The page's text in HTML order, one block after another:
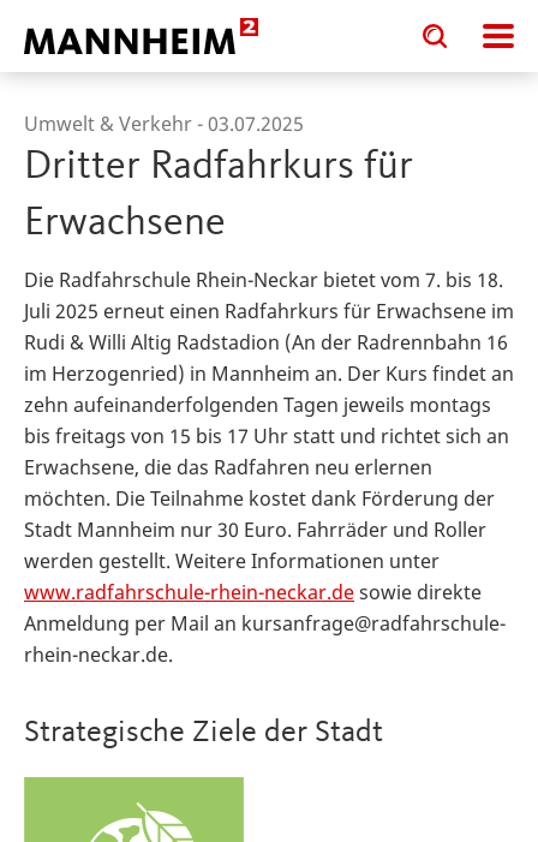
Toggle
search
input
Toggle
search
input
Umwelt & Verkehr -03.07.2025
Dritter Radfahrkurs für
Erwachsene
Die Radfahrschule Rhein-Neckar bietet vom 7. bis 18.
Juli 2025 erneut einen Radfahrkurs für Erwachsene im
Rudi & Willi Altig Radstadion (An der Radrennbahn 16
im Herzogenried) in Mannheim an. Der Kurs findet an
zehn aufeinanderfolgenden Tagen jeweils montags
bis freitags von 15 bis 17 Uhr statt und richtet sich an
Erwachsene, die das Radfahren neu erlernen
möchten. Die Teilnahme kostet dank Förderung der
Stadt Mannheim nur 30 Euro. Fahrräder und Roller
werden gestellt. Weitere Informationen unter
www.radfahrschule-rhein-neckar.desowie direkte
Anmeldung per Mail an kursanfrage@radfahrschule-
rhein-neckar.de.
Strategische Ziele der Stadt